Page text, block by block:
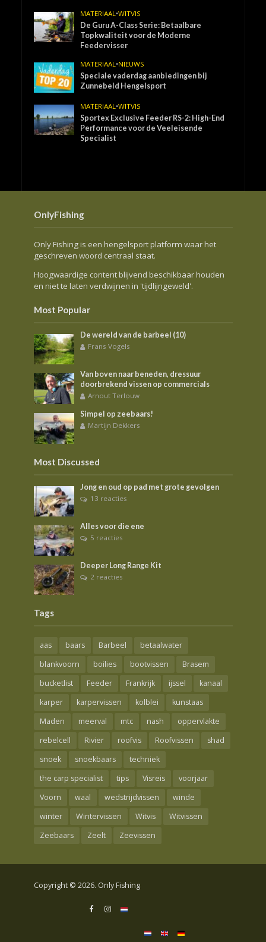
MATERIAAL •WITVIS
De Guru A-Class Serie: Betaalbare
Topkwaliteit voor de Moderne
Feedervisser
MATERIAAL •NIEUWS
Speciale vaderdag aanbiedingen bij
Zunnebeld Hengelsport
MATERIAAL •WITVIS
Sportex Exclusive Feeder RS-2: High-End
Performance voor de Veeleisende
Specialist
OnlyFishing
Only Fishing is een hengelsport platform waar het
geschreven woord centraal staat.
Hoogwaardige content blijvend beschikbaar houden
en niet te laten verdwijnen in 'tijdlijngeweld'.
Most Popular
De wereld van de barbeel (10)
Frans Vogels
Van boven naar beneden, dressuur
doorbrekend vissen op commercials
Arnout Terlouw
Simpel op zeebaars!
Martijn Dekkers
Most Discussed
Jong en oud op pad met grote gevolgen
13 reacties
Alles voor die ene
5 reacties
Deeper Long Range Kit
2 reacties
Tags
aas baars Barbeel
betaalwater
blankvoorn
boilies bootvissen
Brasem
bucketlist
Feeder Frankrijk ijssel
kanaal
karper
karpervissen kolblei
kunstaas
Maden
meerval mtc nash
oppervlakte
rebelcell
Rivier roofvis Roofvissen
shad
snoek
snoekbaars
techniek
the carp specialist
tips Visreis
voorjaar
Voorn
waal wedstrijdvissen
winde
winter
Wintervissen Witvis
Witvissen
Zeebaars
Zeelt Zeevissen
Copyright © 2026. Only Fishing